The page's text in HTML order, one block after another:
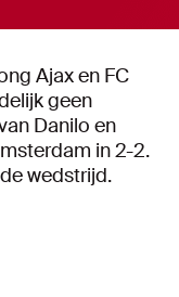
Ajax en FC
geen
Danilo en
in 2-2.
wedstrijd.